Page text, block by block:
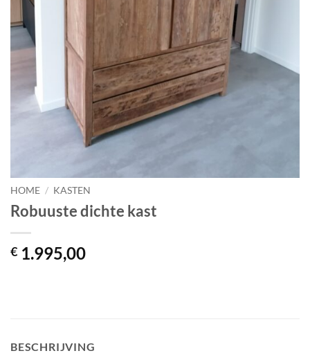
HOME / KASTEN
Robuuste dichte kast
€ 1.995,00
BESCHRIJVING